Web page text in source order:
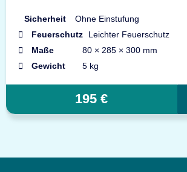
Sicherheit
Ohne Einstufung
Feuerschutz
Leichter Feuerschutz
Maße
80 × 285 × 300 mm
Gewicht
5 kg
195 €